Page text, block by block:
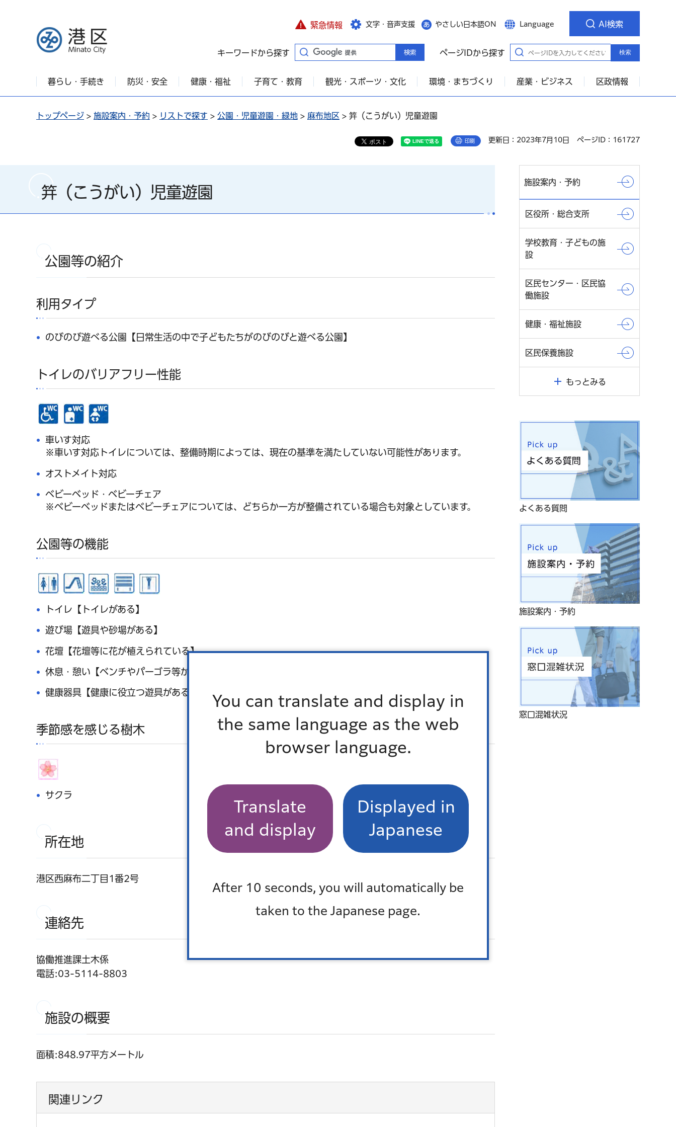
You can translate and display in
the same language as the web
browser language.
Translate
and display
Displayed in
Japanese
After 10 seconds, you will automatically be
taken to the Japanese page.
港区
緊急情報 文字・音声支援 やさしい日本語ON Language AI検索
キーワードから探す ページIDから探す 検索
暮らし・手続き 防災・安全 健康・福祉 子育て・教育 観光・スポーツ・文化 環境・まちづくり 産業・ビジネス 区政情報
トップページ > 施設案内・予約 > リストで探す > 公園・児童遊園・緑地 > 麻布地区 > 笄（こうがい）児童遊園
印刷 更新日：2023年7月10日 ページID：161727
笄（こうがい）児童遊園
公園等の紹介
利用タイプ
のびのび遊べる公園【日常生活の中で子どもたちがのびのびと遊べる公園】
トイレのバリアフリー性能
車いす対応
※車いす対応トイレについては、整備時期によっては、現在の基準を満たしていない可能性があります。
オストメイト対応
ベビーベッド・ベビーチェア
※ベビーベッドまたはベビーチェアについては、どちらか一方が整備されている場合も対象としています。
公園等の機能
トイレ【トイレがある】
遊び場【遊具や砂場がある】
花壇【花壇等に花が植えられている】
休息・憩い【ベンチやパーゴラ等がある】
健康器具【健康に役立つ遊具がある】
季節感を感じる樹木
サクラ
所在地
港区西麻布二丁目1番2号
連絡先
協働推進課土木係
電話:03-5114-8803
施設の概要
面積:848.97平方メートル
関連リンク
施設案内・予約
区役所・総合支所
学校教育・子どもの施
設
区民センター・区民協
働施設
健康・福祉施設
区民保養施設
もっとみる
よくある質問
施設案内・予約
窓口混雑状況